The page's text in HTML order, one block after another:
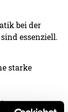
bei der
essenziell.
starke
sync